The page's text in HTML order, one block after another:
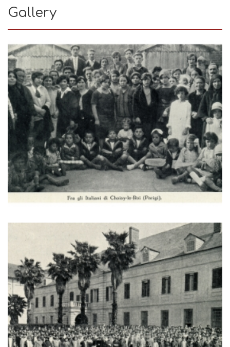
Gallery